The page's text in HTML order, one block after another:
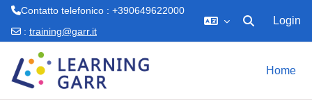
Contatto telefonico : +390649622000
: training@garr.it Attiva/
Login
Home